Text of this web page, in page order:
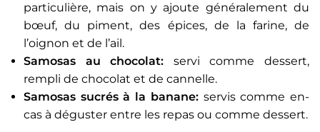
particulière, mais on y ajoute généralement du
bœuf, du piment, des épices, de la farine, de
l’oignon et de l’ail.
Samosas au chocolat: servi comme dessert,
rempli de chocolat et de cannelle.
Samosas sucrés à la banane:servis comme en-
cas à déguster entre les repas ou comme dessert.